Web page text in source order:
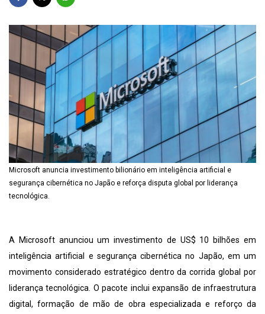
Microsoft anuncia investimento bilionário em inteligência artificial e
segurança cibernética no Japão e reforça disputa global por liderança
tecnológica.
A Microsoft anunciou um investimento de US$ 10 bilhões em
inteligência artificial e segurança cibernética no Japão, em um
movimento considerado estratégico dentro da corrida global por
liderança tecnológica. O pacote inclui expansão de infraestrutura
digital, formação de mão de obra especializada e reforço da